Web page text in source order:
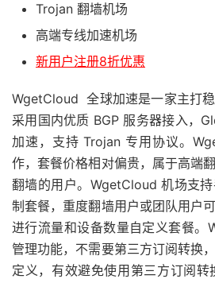
Trojan 翻墙机场
高端专线加速机场
新用户注册8折优惠
WgetCloud 全球加速是一家主打稳
采用国内优质 BGP 服务器接入，
加速，支持 Trojan 专用协议。
作，套餐价格相对偏贵，属于高端
翻墙的用户。WgetCloud 机场支
制套餐，重度翻墙用户或团队用户
进行流量和设备数量自定义套餐。
管理功能，不需要第三方订阅转换
定义，有效避免使用第三方订阅